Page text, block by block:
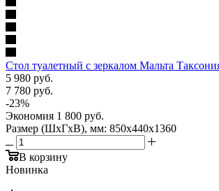
Стол туалетный с зеркалом Мальта
5 980 руб.
7 780 руб.
-23%
Экономия 1 800 руб.
Размер (ШхГхВ), мм: 850х440х1360
В корзину
Новинка